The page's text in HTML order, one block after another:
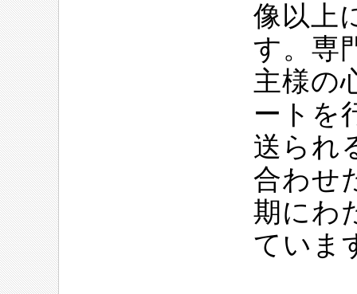
像以上
す。専
主様の
ートを
送られ
合わせ
期にわ
ていま